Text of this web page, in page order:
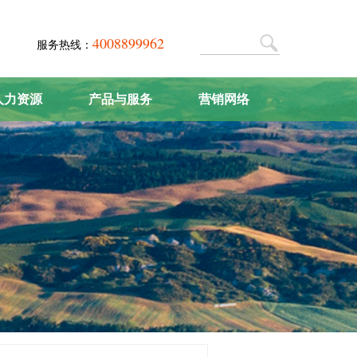
服务热线： 4008899962
力资源
才战略
才招聘
产品与服务
肥料系列
农机系列
产品研发
农化服务
营销网络
营销中心
联系我们